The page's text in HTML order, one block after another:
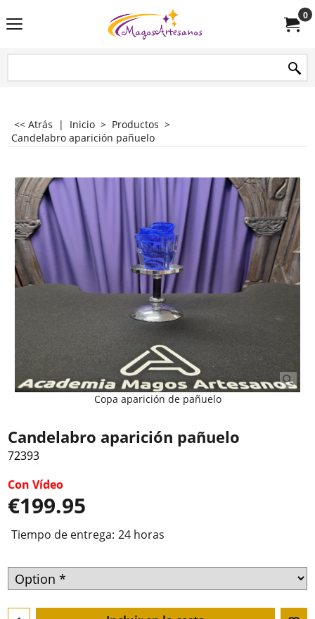
0
<< Atrás | Inicio > Productos >
Candelabro aparición pañuelo
Copa aparición de pañuelo
Candelabro aparición pañuelo
72393
Con Vídeo
€199.95
Tiempo de entrega: 24 horas